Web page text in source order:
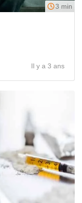
3 min
Il y a 3 ans